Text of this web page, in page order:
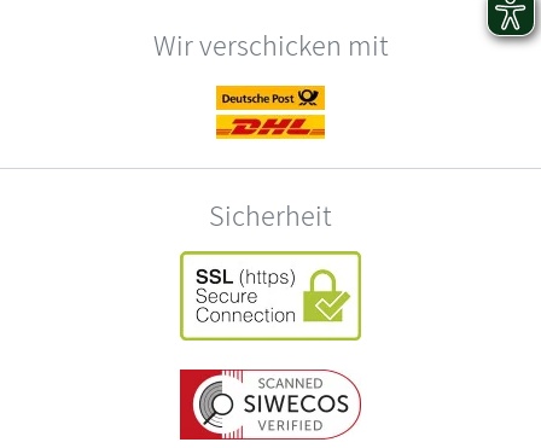
Wir verschicken mit
Sicherheit